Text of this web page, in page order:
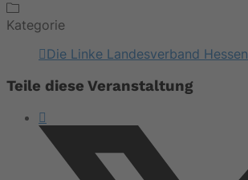
Kategorie
Die Linke Landesverband Hessen
Teile diese Veranstaltung